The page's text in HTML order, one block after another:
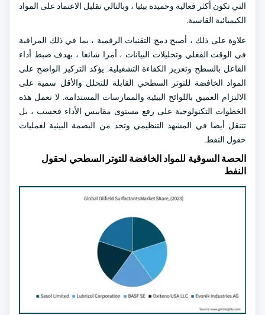
التي تكون أكثر فعالية وحميدة بيئيا ، وبالتالي تقليل الاعتماد على المواد
الكيميائية القاسية.
علاوة على ذلك ، أصبح دمج التقنيات الرقمية ، بما في ذلك المراقبة
في الوقت الفعلي وتحليلات البيانات ، أمرا شائعا ، بهدف ضبط أداء
الفاعل بالسطح وتعزيز الكفاءة التشغيلية. يؤكد التركيز الواضح على
المواد الخافضة للتوتر السطحي القابلة للتحلل والأقل سمية على
الالتزام العميق باللوائح البيئية والممارسات المستدامة. لا تعمل هذه
الخطوات التكنولوجية على رفع مستوى مقاييس الأداء فحسب ، بل
تتنقل أيضا في المشهد التنظيمي وتحد من البصمة البيئية لعمليات
حقول النفط.
الحصة السوقية للمواد الخافضة للتوتر السطحي لحقول
النفط